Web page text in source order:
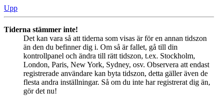
Upp
Tiderna stämmer inte!
Det kan vara så att tiderna som visas är för en annan tidszon
än den du befinner dig i. Om så är fallet, gå till din
kontrollpanel och ändra till rätt tidszon, t.ex. Stockholm,
London, Paris, New York, Sydney, osv. Observera att endast
registrerade användare kan byta tidszon, detta gäller även de
flesta andra inställningar. Så om du inte har registrerat dig än,
gör det nu!